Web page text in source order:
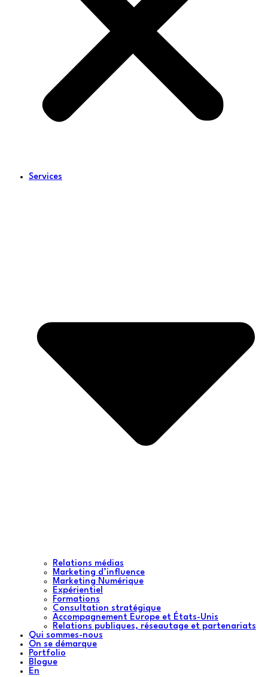
Services
Relations médias
Marketing d’influence
Marketing Numérique
Expérientiel
Formations
Consultation stratégique
Accompagnement Europe et États-Unis
Relations publiques, réseautage et partenariats
Qui sommes-nous
On se démarque
Portfolio
Blogue
En